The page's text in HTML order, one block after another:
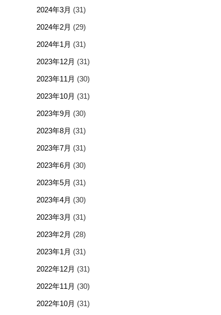
2024年3月 (31)
2024年2月 (29)
2024年1月 (31)
2023年12月 (31)
2023年11月 (30)
2023年10月 (31)
2023年9月 (30)
2023年8月 (31)
2023年7月 (31)
2023年6月 (30)
2023年5月 (31)
2023年4月 (30)
2023年3月 (31)
2023年2月 (28)
2023年1月 (31)
2022年12月 (31)
2022年11月 (30)
2022年10月 (31)